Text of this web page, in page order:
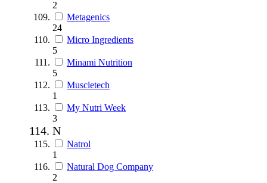
2
Metagenics
24
Micro Ingredients
5
Minami Nutrition
5
Muscletech
1
My Nutri Week
3
N
Natrol
1
Natural Dog Company
2